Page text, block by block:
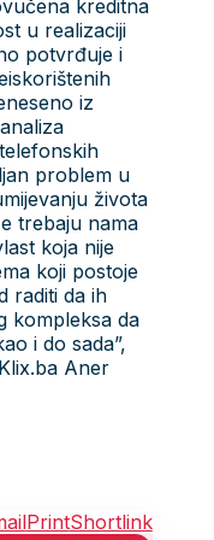
kreditna
u realizaciji
potvrđuje i
iz
problem u
života
trebaju nama
koja nije
koji postoje
raditi da ih
kompleksa da
i do sada”,
Aner
PrintShortlink